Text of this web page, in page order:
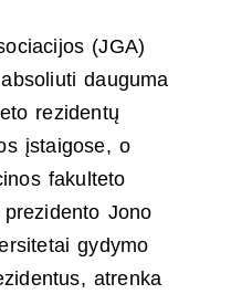
(JGA)
dauguma
rezidentų
įstaigose, o
fakulteto
Jono
gydymo
atrenka